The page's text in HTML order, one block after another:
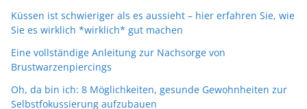
Küssen ist schwieriger als es aussieht – hier erfahren Sie, wie
Sie es wirklich *wirklich* gut machen
Eine vollständige Anleitung zur Nachsorge von
Brustwarzenpiercings
Oh, da bin ich: 8 Möglichkeiten, gesunde Gewohnheiten zur
Selbstfokussierung aufzubauen